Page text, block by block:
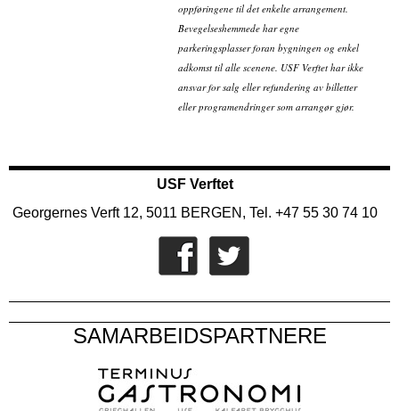
oppføringene til det enkelte arrangement.
Bevegelseshemmede har egne
parkeringsplasser foran bygningen og enkel
adkomst til alle scenene. USF Verftet har ikke
ansvar for salg eller refundering av billetter
eller programendringer som arrangør gjør.
USF Verftet
Georgernes Verft 12, 5011 BERGEN, Tel. +47 55 30 74 10
SAMARBEIDSPARTNERE